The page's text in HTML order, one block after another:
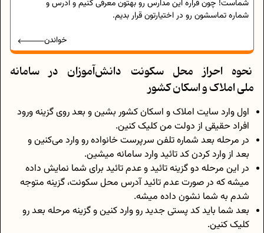
شماست! چون قراره این مدارس رو بهتون معرفی کنیم و آدرس و
شماره تماسشون رو در اختیارتون قرار بدیم.
خواندن
نحوه احراز محل سکونت دانش‌آموزان در سامانه
ملی املاک و اسکان کشور
اول وارد سایت املاک و اسکان کشور بشین و بعد روی گزینه ورود
افراد حقیقی از دولت من کلیک کنین.
در مرحله بعد شماره تلفن سرپرست خانواده رو وارد می‌کنین و
بعد از وارد کردن کد تائید وارد سامانه میشین.
در این مرحله دو گزینه تائید و عدم تائید برای شما نمایش داده
میشه که در صورت عدم تائید آدرس محل سکونت، گزینه متوجه
شدم به شما نشون داده میشه.
بعد شما باید کد پستی جدید رو وارد کنین و گزینه مرحله بعد رو
کلیک کنین.